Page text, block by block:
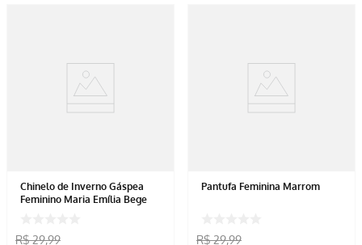
Chinelo de Inverno Gáspea
Feminino Maria Emília Bege
R$ 29,99
Pantufa Feminina Marrom
R$ 29,99